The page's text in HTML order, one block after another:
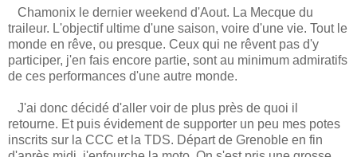
Chamonix le dernier weekend d'Aout. La Mecque du
traileur. L'objectif ultime d'une saison, voire d'une vie. Tout le
monde en rêve, ou presque. Ceux qui ne rêvent pas d'y
participer, j'en fais encore partie, sont au minimum admiratifs
de ces performances d'une autre monde.
J'ai donc décidé d'aller voir de plus près de quoi il
retourne. Et puis évidement de supporter un peu mes potes
inscrits sur la CCC et la TDS. Départ de Grenoble en fin